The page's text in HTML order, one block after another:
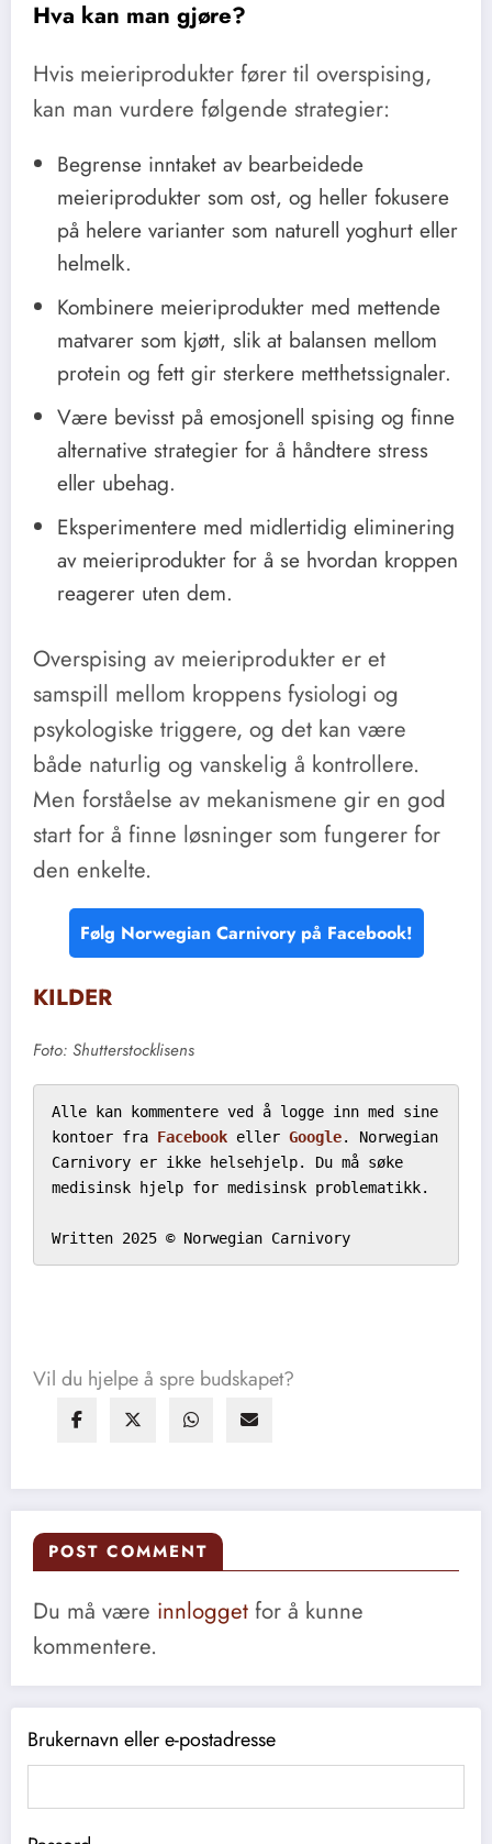
Hva kan man gjøre?
Hvis meieriprodukter fører til overspising,
kan man vurdere følgende strategier:
Begrense inntaket av bearbeidede
meieriprodukter som ost, og heller fokusere
på helere varianter som naturell yoghurt eller
helmelk.
Kombinere meieriprodukter med mettende
matvarer som kjøtt, slik at balansen mellom
protein og fett gir sterkere metthetssignaler.
Være bevisst på emosjonell spising og finne
alternative strategier for å håndtere stress
eller ubehag.
Eksperimentere med midlertidig eliminering
av meieriprodukter for å se hvordan kroppen
reagerer uten dem.
Overspising av meieriprodukter er et
samspill mellom kroppens fysiologi og
psykologiske triggere, og det kan være
både naturlig og vanskelig å kontrollere.
Men forståelse av mekanismene gir en god
start for å finne løsninger som fungerer for
den enkelte.
Følg Norwegian Carnivory på Facebook!
KILDER
Foto: Shutterstocklisens
Alle kan kommentere ved å logge inn med sine
kontoer fra Facebook eller Google. Norwegian
Carnivory er ikke helsehjelp. Du må søke
medisinsk hjelp for medisinsk problematikk.
Written 2025 © Norwegian Carnivory
Vil du hjelpe å spre budskapet?
POST COMMENT
Du må være innlogget for å kunne
kommentere.
Brukernavn eller e-postadresse